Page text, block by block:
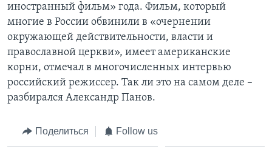
иностранный фильм» года. Фильм, который
многие в России обвинили в «очернении
окружающей действительности, власти и
православной церкви», имеет американские
корни, отмечал в многочисленных интервью
российский режиссер. Так ли это на самом деле –
разбирался Александр Панов.
Поделиться Follow us